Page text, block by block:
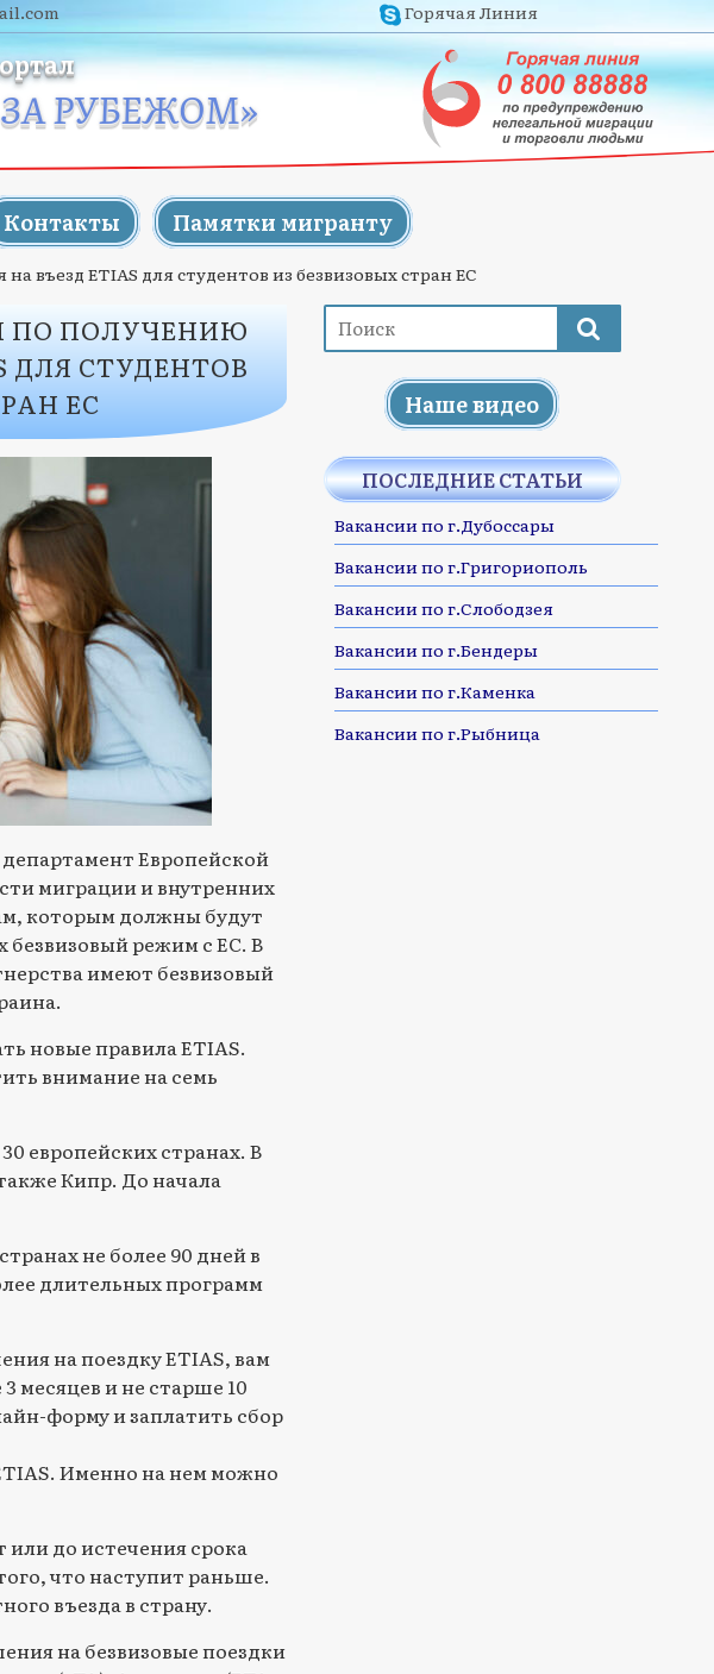
Горячая Линия
РУБЕЖОМ»
Контакты Памятки мигранту
въезд ETIAS для студентов из безвизовых стран ЕС
ПО ПОЛУЧЕНИЮ
ДЛЯ СТУДЕНТОВ
ЕС
департамент Европейской
миграции и внутренних
которым должны будут
безвизовый режим с ЕС. В
имеют безвизовый
новые правила ETIAS.
внимание на семь
европейских странах. В
Кипр. До начала
не более 90 дней в
длительных программ
на поездку ETIAS, вам
месяцев и не старше 10
форму и заплатить сбор
Именно на нем можно
или до истечения срока
что наступит раньше.
въезда в страну.
на безвизовые поездки
Наше видео
ПОСЛЕДНИЕ СТАТЬИ
Вакансии по г.Дубоссары
Вакансии по г.Григориополь
Вакансии по г.Слободзея
Вакансии по г.Бендеры
Вакансии по г.Каменка
Вакансии по г.Рыбница